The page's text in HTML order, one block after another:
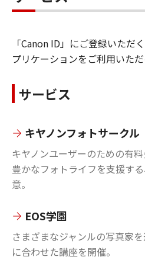
「Canon ID」にご登録いただ
プリケーションをご利用いただ
サービス
キヤノンフォトサークル
キヤノンユーザーのための有
豊かなフォトライフを支援す
意。
EOS学園
さまざまなジャンルの写真家
に合わせた講座を開催。